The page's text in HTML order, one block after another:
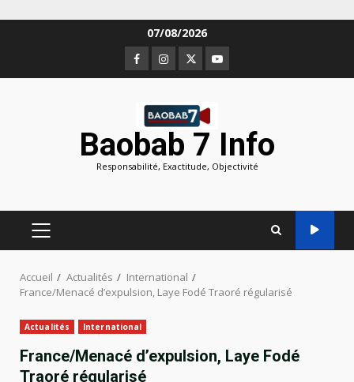
07/08/2026
Facebook
Instagram
TwitterYoutube
Baobab 7 Info
Responsabilité, Exactitude, Objectivité
MENU
PRINCIPAL
Accueil Actualités
International
France/Menacé d’expulsion, Laye Fodé Traoré régularisé
Actualités International
France/Menacé d’expulsion, Laye Fodé
Traoré régularisé